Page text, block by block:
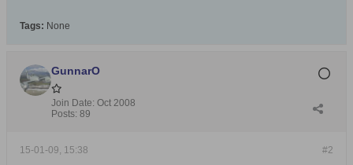
Tags: None
GunnarO
Join Date: Oct 2008
Posts: 89
#2
15-01-09, 15:38